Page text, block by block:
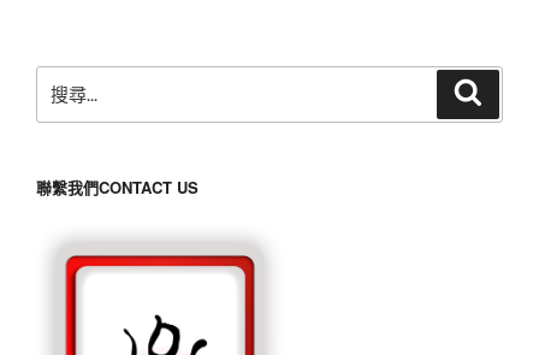
尋
字:
聯繫我們CONTACT US